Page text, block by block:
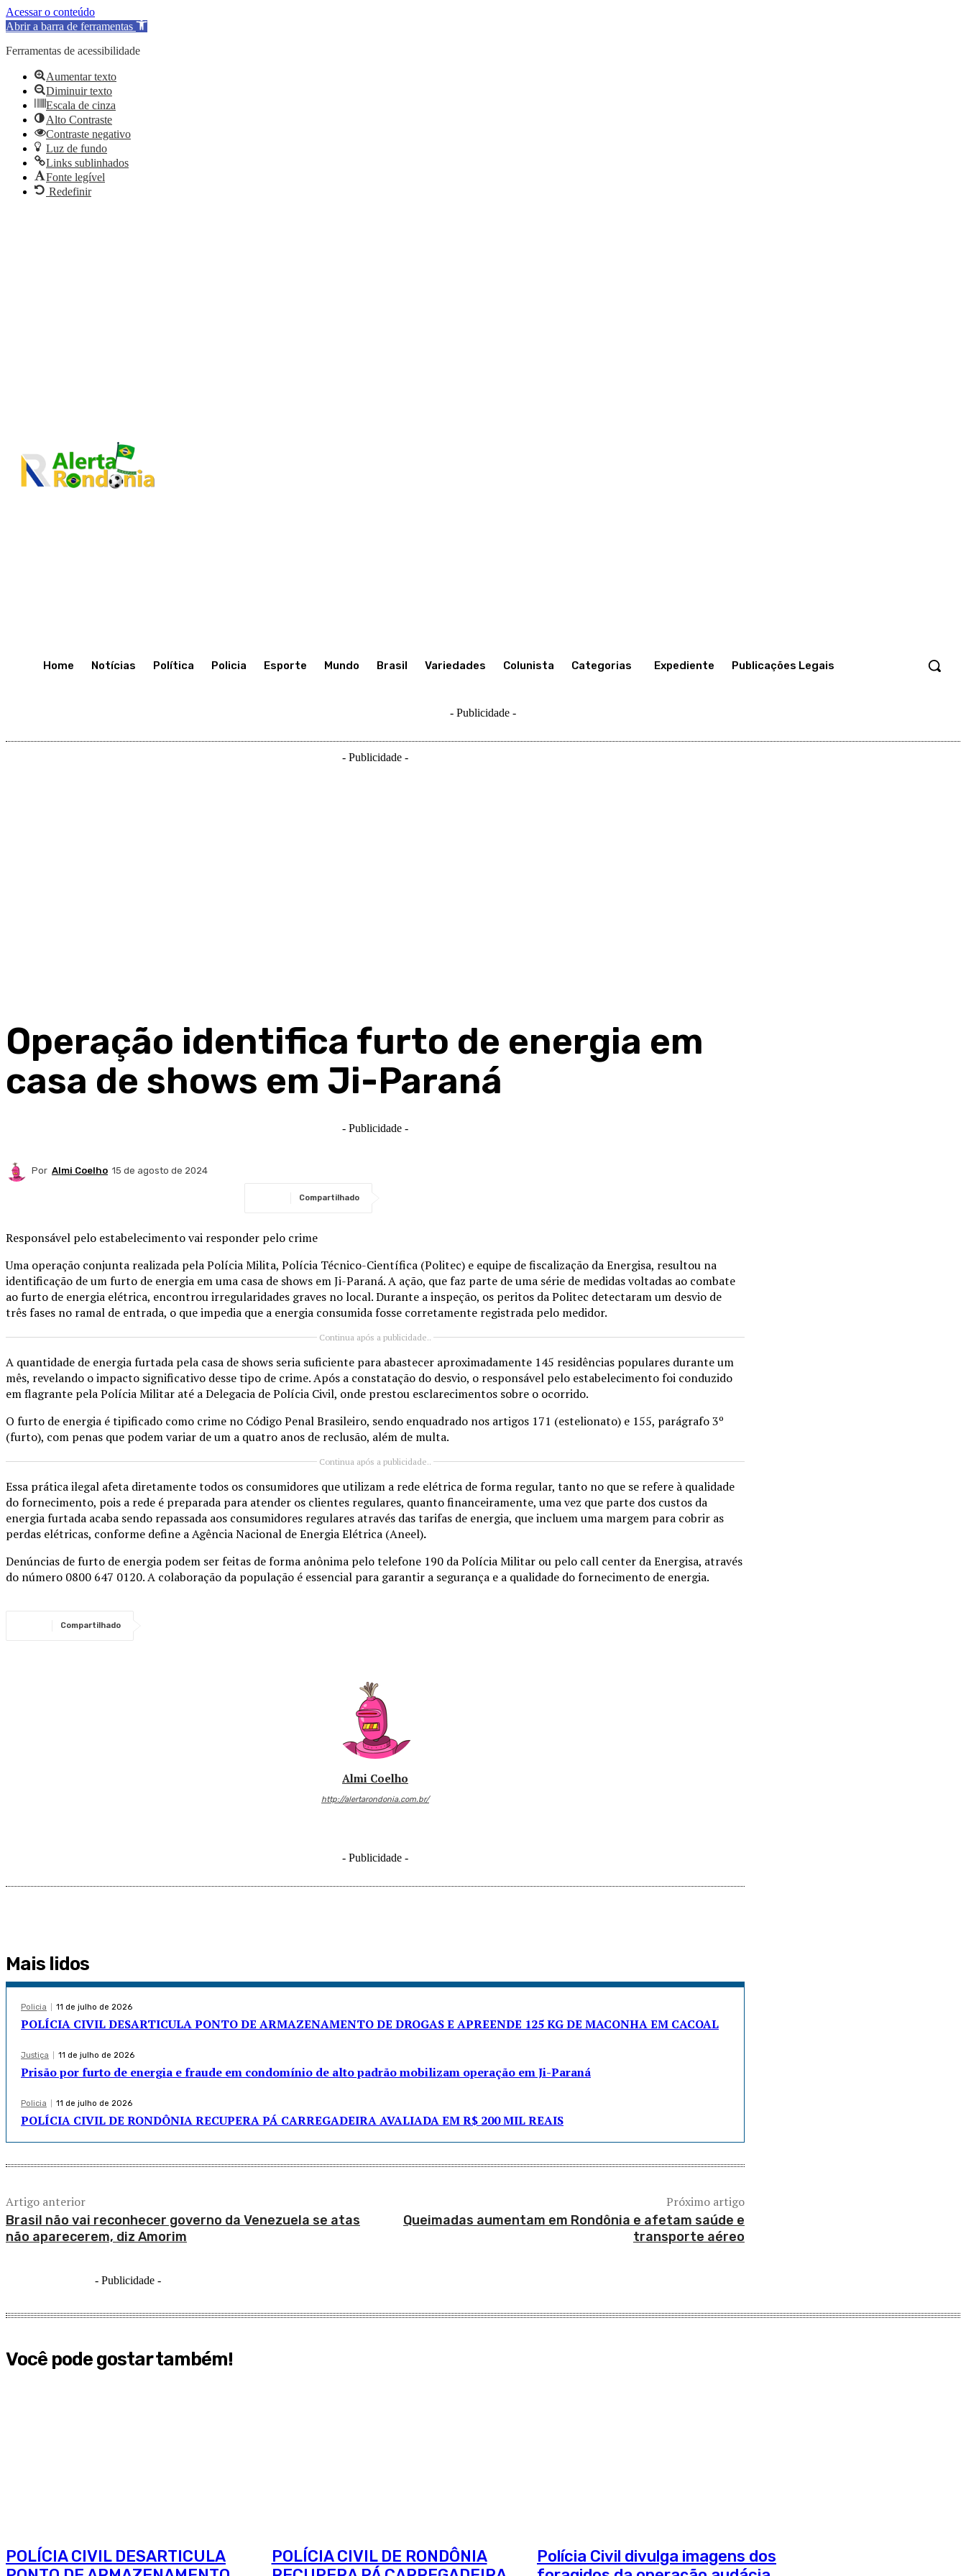
Acessar o conteúdo
Abrir a barra de ferramentas
Ferramentas de acessibilidade
Aumentar texto
Diminuir texto
Escala de cinza
Alto Contraste
Contraste negativo
Luz de fundo
Links sublinhados
Fonte legível
Redefinir
Home Notícias Política Policia Esporte Mundo Brasil Variedades Colunista Categorias Expediente Publicações Legais
- Publicidade -
- Publicidade -
Operação identifica furto de energia em
casa de shows em Ji-Paraná
- Publicidade -
Por Almi Coelho 15 de agosto de 2024
Compartilhado
Responsável pelo estabelecimento vai responder pelo crime
Uma operação conjunta realizada pela Polícia Milita, Polícia Técnico-Científica (Politec) e equipe de fiscalização da Energisa, resultou na
identificação de um furto de energia em uma casa de shows em Ji-Paraná. A ação, que faz parte de uma série de medidas voltadas ao combate
ao furto de energia elétrica, encontrou irregularidades graves no local. Durante a inspeção, os peritos da Politec detectaram um desvio de
três fases no ramal de entrada, o que impedia que a energia consumida fosse corretamente registrada pelo medidor.
Continua após a publicidade..
A quantidade de energia furtada pela casa de shows seria suficiente para abastecer aproximadamente 145 residências populares durante um
mês, revelando o impacto significativo desse tipo de crime. Após a constatação do desvio, o responsável pelo estabelecimento foi conduzido
em flagrante pela Polícia Militar até a Delegacia de Polícia Civil, onde prestou esclarecimentos sobre o ocorrido.
O furto de energia é tipificado como crime no Código Penal Brasileiro, sendo enquadrado nos artigos 171 (estelionato) e 155, parágrafo 3º
(furto), com penas que podem variar de um a quatro anos de reclusão, além de multa.
Continua após a publicidade..
Essa prática ilegal afeta diretamente todos os consumidores que utilizam a rede elétrica de forma regular, tanto no que se refere à qualidade
do fornecimento, pois a rede é preparada para atender os clientes regulares, quanto financeiramente, uma vez que parte dos custos da
energia furtada acaba sendo repassada aos consumidores regulares através das tarifas de energia, que incluem uma margem para cobrir as
perdas elétricas, conforme define a Agência Nacional de Energia Elétrica (Aneel).
Denúncias de furto de energia podem ser feitas de forma anônima pelo telefone 190 da Polícia Militar ou pelo call center da Energisa, através
do número 0800 647 0120. A colaboração da população é essencial para garantir a segurança e a qualidade do fornecimento de energia.
Compartilhado
Almi Coelho
http://alertarondonia.com.br/
- Publicidade -
Mais lidos
Policia 11 de julho de 2026
POLÍCIA CIVIL DESARTICULA PONTO DE ARMAZENAMENTO DE DROGAS E APREENDE 125 KG DE MACONHA EM CACOAL
Justiça 11 de julho de 2026
Prisão por furto de energia e fraude em condomínio de alto padrão mobilizam operação em Ji-Paraná
Policia 11 de julho de 2026
POLÍCIA CIVIL DE RONDÔNIA RECUPERA PÁ CARREGADEIRA AVALIADA EM R$ 200 MIL REAIS
Artigo anterior
Brasil não vai reconhecer governo da Venezuela se atas
não aparecerem, diz Amorim
Próximo artigo
Queimadas aumentam em Rondônia e afetam saúde e
transporte aéreo
- Publicidade -
Você pode gostar também!
POLÍCIA CIVIL DESARTICULA
POLÍCIA CIVIL DE RONDÔNIA
Polícia Civil divulga imagens dos